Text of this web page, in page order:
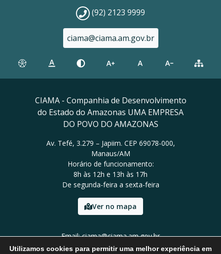
(92) 2123 9999
ciama@ciama.am.gov.br
CIAMA - Companhia de Desenvolvimento
do Estado do Amazonas UMA EMPRESA
DO POVO DO AMAZONAS
Av. Tefé, 3.279 – Japiim. CEP 69078-000,
Manaus/AM
Horário de funcionamento:
8h às 12h e 13h às 17h
De segunda-feira a sexta-feira
Ver no mapa
Email: ciama@ciama.am.gov.br
Tel: (92) 2123 9999
Utilizamos cookies para permitir uma melhor experiência em